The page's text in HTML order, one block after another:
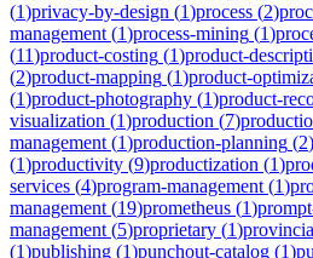
(1)privacy-by-design (1)process (2)
management (1)process-mining (1)
(11)product-costing (1)product-
(2)product-mapping (1)product-
(1)product-photography (1)product-
visualization (1)production (7)
management (1)production-planning (2)
(1)productivity (9)productization (1)
services (4)program-management (1)
management (19)prometheus (1)
management (5)proprietary (1)
(1)publishing (1)punchout-catalog (1)